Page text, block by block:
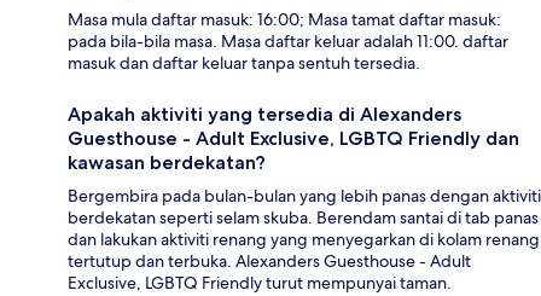
Masa mula daftar masuk: 16:00; Masa tamat daftar masuk:
pada bila-bila masa. Masa daftar keluar adalah 11:00. daftar
masuk dan daftar keluar tanpa sentuh tersedia.
Apakah aktiviti yang tersedia di Alexanders
Guesthouse - Adult Exclusive, LGBTQ Friendly dan
kawasan berdekatan?
Bergembira pada bulan-bulan yang lebih panas dengan aktiviti
berdekatan seperti selam skuba. Berendam santai di tab panas
dan lakukan aktiviti renang yang menyegarkan di kolam renang
tertutup dan terbuka. Alexanders Guesthouse - Adult
Exclusive, LGBTQ Friendly turut mempunyai taman.